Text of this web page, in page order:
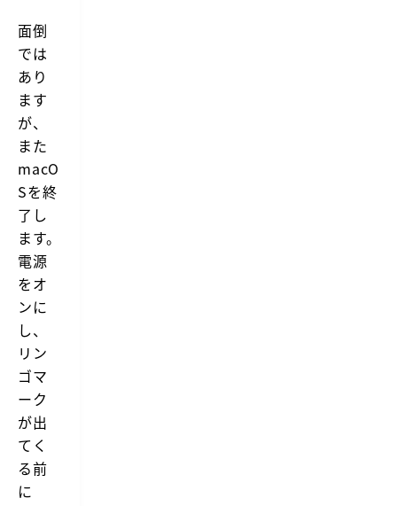
面倒
では
あり
ます
が、
また
macO
Sを終
了し
ます。
電源
をオ
ンに
し、
リン
ゴマ
ーク
が出
てく
る前
に